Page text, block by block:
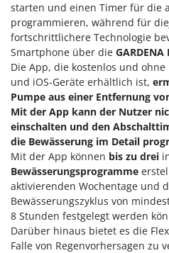
Marina Systems
Master
Mastercook
McCulloch
MCH
Michelin
Mille
Minox
Mockmill
More than chef
MOSA
MOVA
starten und einen Timer für die
programmieren, während für
fortschrittlichere Technologie
Smartphone über die
Die App, die kostenlos und
und iOS-Geräte erhältlich ist,
Pumpe aus einer Entfernung
Mit der App kann der Nutzer
einschalten und den
die Bewässerung im Detail
Mit der App können bis zu drei
Bewässerungsprogramme
aktivierenden Wochentage und
Bewässerungszyklus von
8 Stunden festgelegt werden
Darüber hinaus bietet es die
Falle von Regenvorhersagen zu